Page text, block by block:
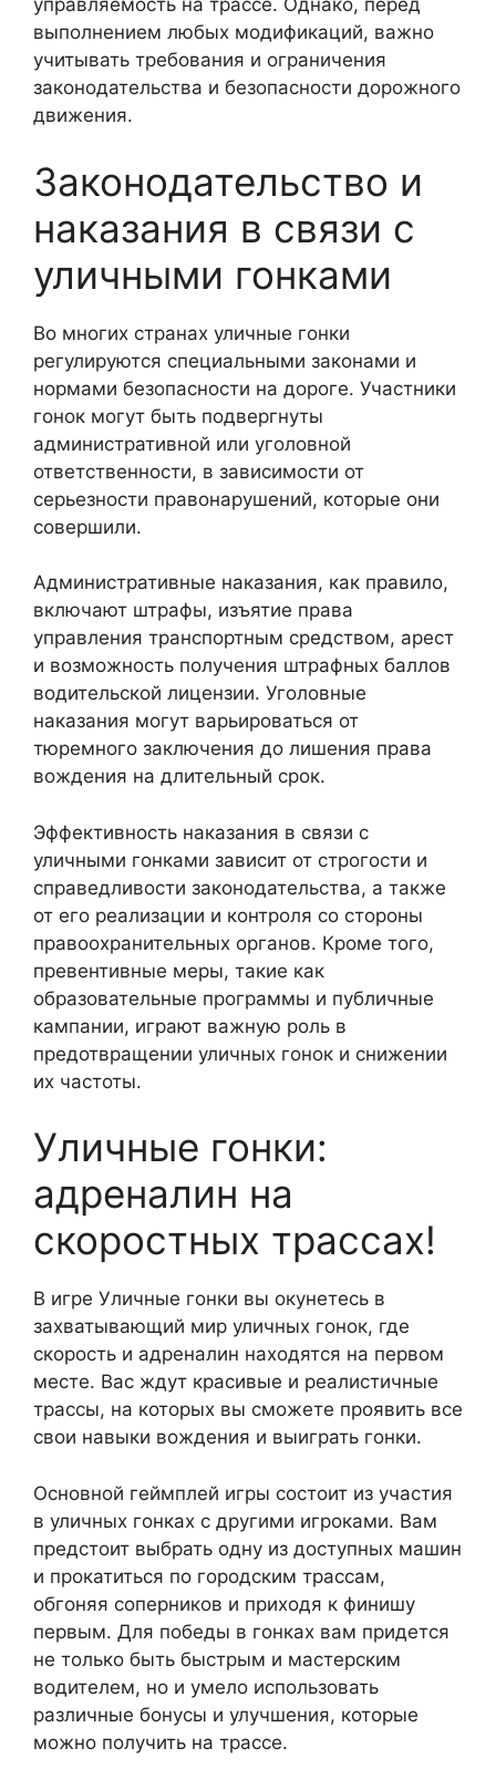
управляемость на трассе. Однако, перед
выполнением любых модификаций, важно
учитывать требования и ограничения
законодательства и безопасности дорожного
движения.
Законодательство и
наказания в связи с
уличными гонками
Во многих странах уличные гонки
регулируются специальными законами и
нормами безопасности на дороге. Участники
гонок могут быть подвергнуты
административной или уголовной
ответственности, в зависимости от
серьезности правонарушений, которые они
совершили.
Административные наказания, как правило,
включают штрафы, изъятие права
управления транспортным средством, арест
и возможность получения штрафных баллов
водительской лицензии. Уголовные
наказания могут варьироваться от
тюремного заключения до лишения права
вождения на длительный срок.
Эффективность наказания в связи с
уличными гонками зависит от строгости и
справедливости законодательства, а также
от его реализации и контроля со стороны
правоохранительных органов. Кроме того,
превентивные меры, такие как
образовательные программы и публичные
кампании, играют важную роль в
предотвращении уличных гонок и снижении
их частоты.
Уличные гонки:
адреналин на
скоростных трассах!
В игре Уличные гонки вы окунетесь в
захватывающий мир уличных гонок, где
скорость и адреналин находятся на первом
месте. Вас ждут красивые и реалистичные
трассы, на которых вы сможете проявить все
свои навыки вождения и выиграть гонки.
Основной геймплей игры состоит из участия
в уличных гонках с другими игроками. Вам
предстоит выбрать одну из доступных машин
и прокатиться по городским трассам,
обгоняя соперников и приходя к финишу
первым. Для победы в гонках вам придется
не только быть быстрым и мастерским
водителем, но и умело использовать
различные бонусы и улучшения, которые
можно получить на трассе.